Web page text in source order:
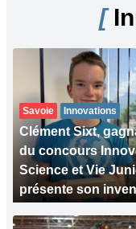
[
Savoie Innovations
Clément Sixt,
du concours
Science et Vie
présente son